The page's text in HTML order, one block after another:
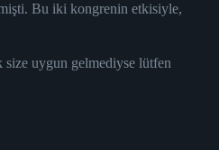
Bu iki kongrenin etkisiyle,
uygun gelmediyse lütfen